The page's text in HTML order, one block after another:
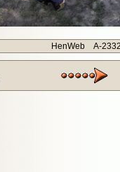
HenWeb A-